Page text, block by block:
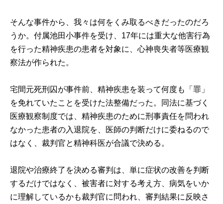
そんな事件から、我々は何をくみ取るべきだったのだろ
うか。付属池田小事件を受け、17年には重大な他害行為
を行った精神疾患の患者を対象に、心神喪失者等医療観
察法が作られた。
宅間元死刑囚が事件前、精神疾患を装って何度も「罪」
を免れていたことを受けた法整備だった。同法に基づく
医療観察制度では、精神疾患のために刑事責任を問われ
なかった患者の入退院を、医師の判断だけに委ねるので
はなく、裁判官と精神科医が合議で決める。
退院や治療終了を決める審判は、単に症状の改善を判断
するだけではなく、被害者に対する考え方、病気をいか
に理解しているかも裁判官に問われ、審判結果に反映さ